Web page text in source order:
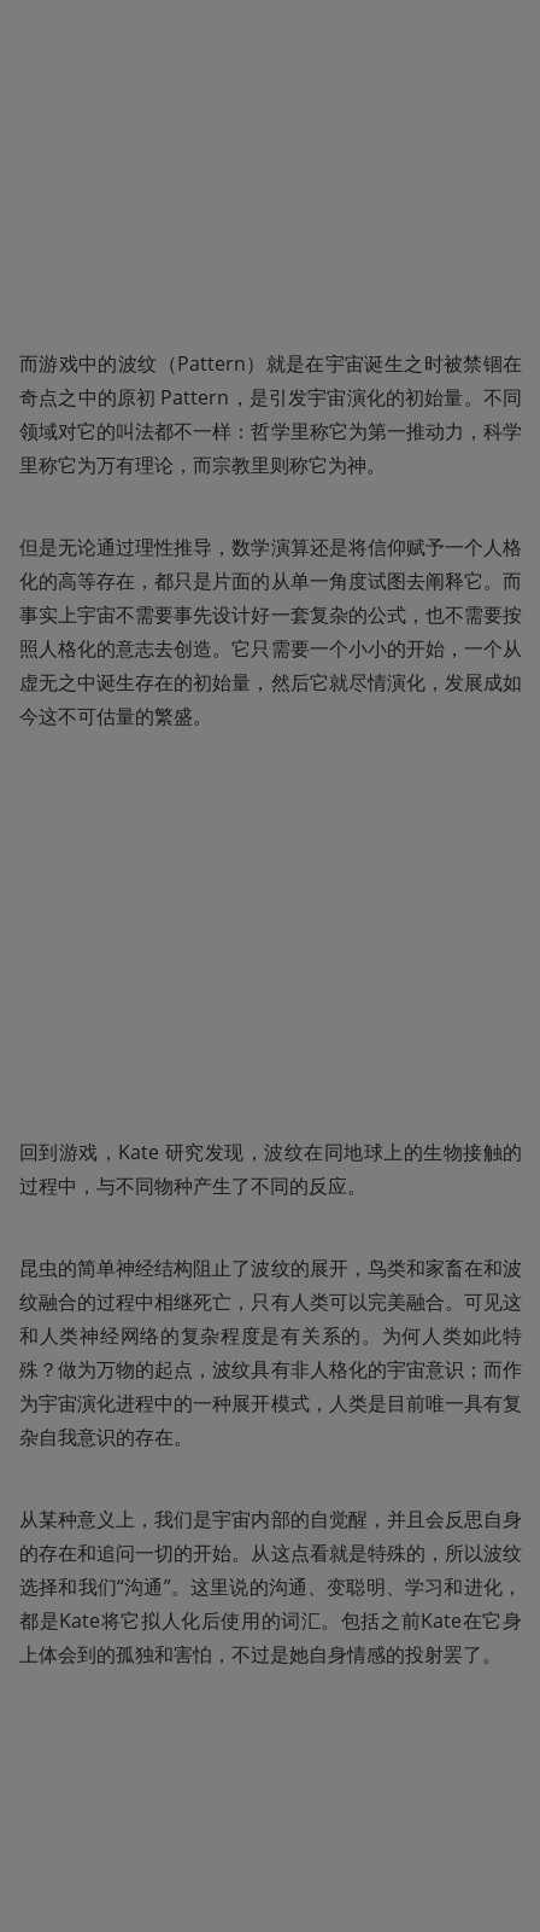
而游戏中的波纹（Pattern）就是在宇宙诞生之时被禁锢在
奇点之中的原初 Pattern，是引发宇宙演化的初始量。不同
领域对它的叫法都不一样：哲学里称它为第一推动力，科学
里称它为万有理论，而宗教里则称它为神。
但是无论通过理性推导，数学演算还是将信仰赋予一个人格
化的高等存在，都只是片面的从单一角度试图去阐释它。而
事实上宇宙不需要事先设计好一套复杂的公式，也不需要按
照人格化的意志去创造。它只需要一个小小的开始，一个从
虚无之中诞生存在的初始量，然后它就尽情演化，发展成如
今这不可估量的繁盛。
回到游戏，Kate 研究发现，波纹在同地球上的生物接触的
过程中，与不同物种产生了不同的反应。
昆虫的简单神经结构阻止了波纹的展开，鸟类和家畜在和波
纹融合的过程中相继死亡，只有人类可以完美融合。可见这
和人类神经网络的复杂程度是有关系的。为何人类如此特
殊？做为万物的起点，波纹具有非人格化的宇宙意识；而作
为宇宙演化进程中的一种展开模式，人类是目前唯一具有复
杂自我意识的存在。
从某种意义上，我们是宇宙内部的自觉醒，并且会反思自身
的存在和追问一切的开始。从这点看就是特殊的，所以波纹
选择和我们“沟通”。这里说的沟通、变聪明、学习和进化，
都是Kate将它拟人化后使用的词汇。包括之前Kate在它身
上体会到的孤独和害怕，不过是她自身情感的投射罢了。